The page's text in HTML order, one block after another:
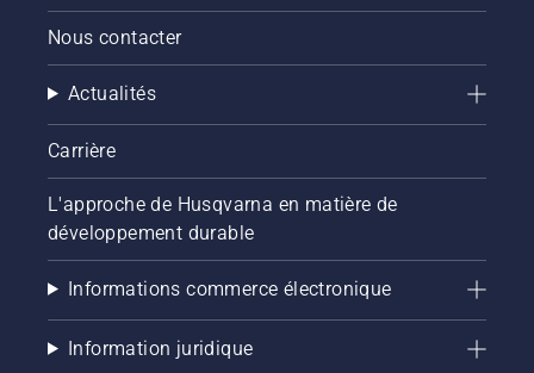
Nous contacter
Actualités
Carrière
L'approche de Husqvarna en matière de
développement durable
Informations commerce électronique
Information juridique